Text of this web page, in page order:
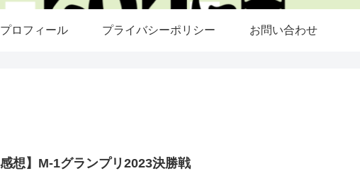
プロフィール プライバシーポリシー お問い合わせ
想】M-1グランプリ2023決勝戦